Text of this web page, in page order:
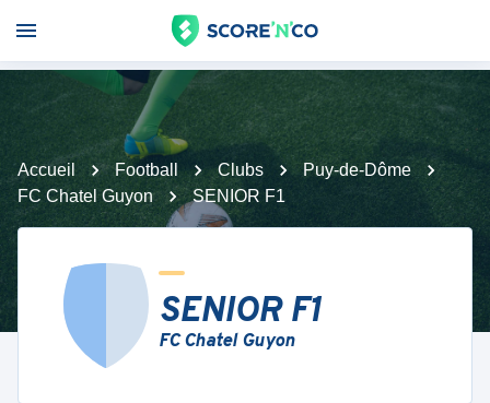
Accueil Football Clubs
Puy-de-Dôme
FC Chatel Guyon
SENIOR F1
SENIOR F1
FC Chatel Guyon